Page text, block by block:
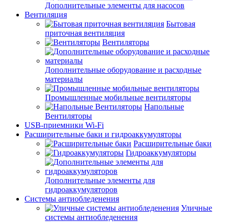
Дополнительные элементы для насосов
Вентиляция
Бытовая
приточная вентиляция
Вентиляторы
Дополнительные оборудование и расходные
материалы
Промышленные мобильные вентиляторы
Напольные
Вентиляторы
USB-приемники Wi-Fi
Расширительные баки и гидроаккумуляторы
Расширительные баки
Гидроаккумуляторы
Дополнительные элементы для
гидроаккумуляторов
Системы антиобледенения
Уличные
системы антиобледенения